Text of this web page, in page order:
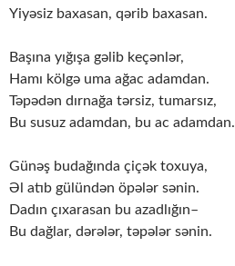
Yiyəsiz baxasan, qərib baxasan.
Başına yığışa gəlib keçənlər,
Hamı kölgə uma ağac adamdan.
Təpədən dırnağa tərsiz, tumarsız,
Bu susuz adamdan, bu ac adamdan.
Günəş budağında çiçək toxuya,
Əl atıb gülündən öpələr sənin.
Dadın çıxarasan bu azadlığın–
Bu dağlar, dərələr, təpələr sənin.